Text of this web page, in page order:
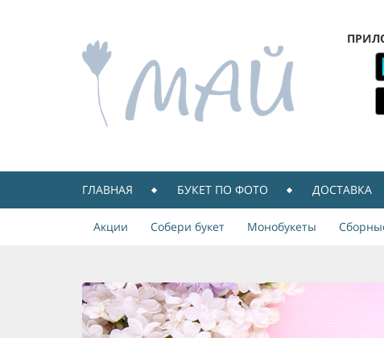
ГЛАВНАЯ БУКЕТ ПО ФОТО ДОСТАВКА
Акции Собери букет Монобукеты